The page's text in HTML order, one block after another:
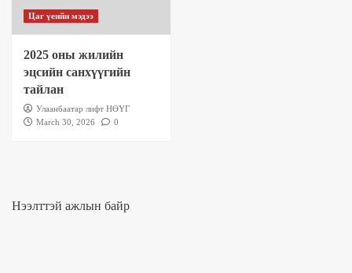
Цаг үеийн мэдээ
2025 оны жилийн
эцсийн санхүүгийн
тайлан
Улаанбаатар лифт НӨҮГ
March 30, 2026
0
Нээлттэй ажлын байр